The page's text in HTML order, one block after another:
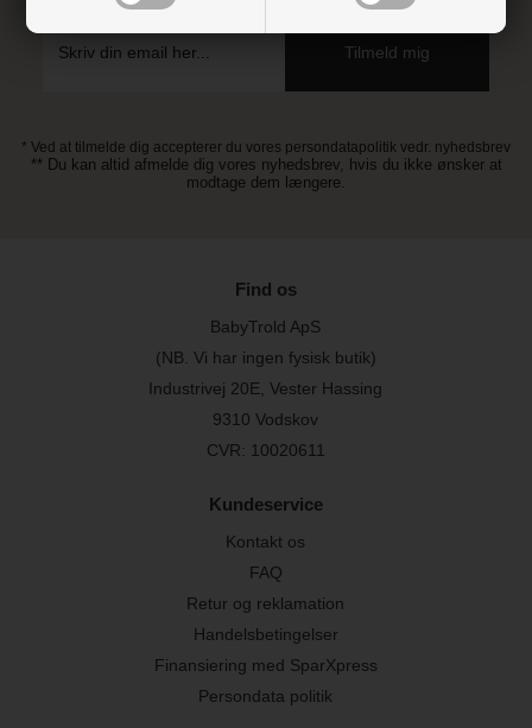
* Ved at tilmelde dig accepterer du vores persondatapolitik vedr. nyhedsbrev
** Du kan altid afmelde dig vores nyhedsbrev, hvis du ikke ønsker at
modtage dem længere.
Find os
BabyTrold ApS
(NB. Vi har ingen fysisk butik)
Industrivej 20E, Vester Hassing
9310 Vodskov
CVR: 10020611
Kundeservice
Kontakt os
FAQ
Retur og reklamation
Handelsbetingelser
Finansiering med SparXpress
Persondata politik